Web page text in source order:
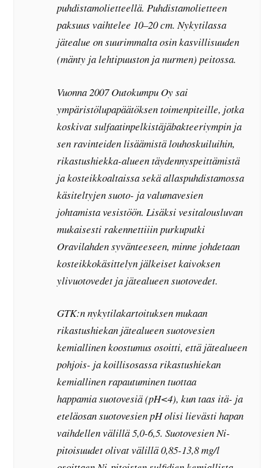
puhdistamolietteellä. Puhdistamolietteen
paksuus vaihtelee 10–20 cm. Nykytilassa
jätealue on suurimmalta osin kasvillisuuden
(mänty ja lehtipuuston ja nurmen) peitossa.
Vuonna 2007 Outokumpu Oy sai
ympäristölupapäätöksen toimenpiteille, jotka
koskivat sulfaatinpelkistäjäbakteeriympin ja
sen ravinteiden lisäämistä louhoskuiluihin,
rikastushiekka-alueen täydennyspeittämistä
ja kosteikkoaltaissa sekä allaspuhdistamossa
käsiteltyjen suoto- ja valumavesien
johtamista vesistöön. Lisäksi vesitalousluvan
mukaisesti rakennettiiin purkuputki
Oravilahden syvänteeseen, minne johdetaan
kosteikkokäsittelyn jälkeiset kaivoksen
ylivuotovedet ja jätealueen suotovedet.
GTK:n nykytilakartoituksen mukaan
rikastushiekan jätealueen suotovesien
kemiallinen koostumus osoitti, että jätealueen
pohjois- ja koillisosassa rikastushiekan
kemiallinen rapautuminen tuottaa
happamia suotovesiä (pH<4), kun taas itä- ja
eteläosan suotovesien pH olisi lievästi hapan
vaihdellen välillä 5,0-6,5. Suotovesien Ni-
pitoisuudet olivat välillä 0,85-13,8 mg/l